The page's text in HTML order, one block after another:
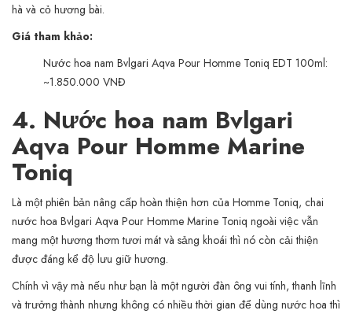
hà và cỏ hương bài.
Giá tham khảo:
Nước hoa nam Bvlgari Aqva Pour Homme Toniq EDT 100ml:
~1.850.000 VNĐ
4. Nước hoa nam Bvlgari
Aqva Pour Homme Marine
Toniq
Là một phiên bản nâng cấp hoàn thiện hơn của Homme Toniq, chai
nước hoa Bvlgari Aqva Pour Homme Marine Toniq ngoài việc vẫn
mang một hương thơm tươi mát và sảng khoái thì nó còn cải thiện
được đáng kể độ lưu giữ hương.
Chính vì vậy mà nếu như bạn là một người đàn ông vui tính, thanh lĩnh
và trưởng thành nhưng không có nhiều thời gian để dùng nước hoa thì